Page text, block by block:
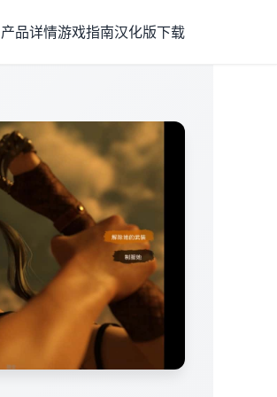
产品详情游戏指南汉化版下载